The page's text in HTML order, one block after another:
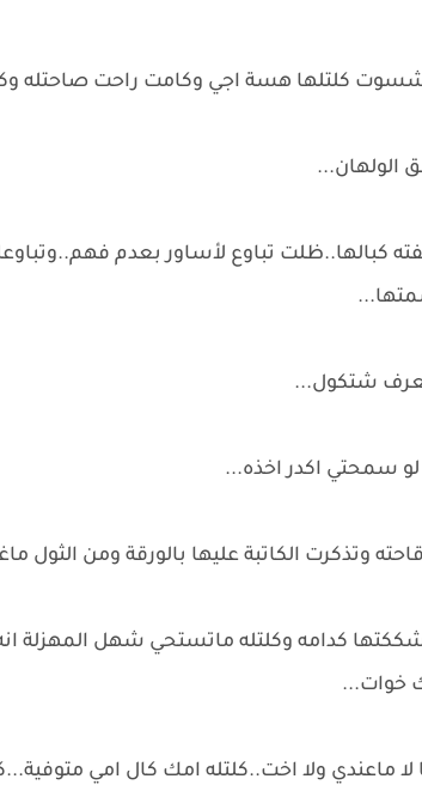
شسوت كلتلها هسة اجي وكامت راحت صاحتله
الولهان...
كبالها..ظلت تباوع لأساور بعدم
شتكول...
سمحتي اكدر اخذه...
وتذكرت الكاتبة عليها بالورقة ومن
كدامه وكلتله ماتستحي شهل المهزلة
خوات...
لا ماعندي ولا اخت..كلتله امك كال امي